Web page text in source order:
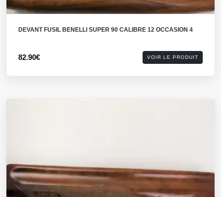
DEVANT FUSIL BENELLI SUPER 90 CALIBRE 12 OCCASION 4
82.90€ VOIR LE PRODUIT